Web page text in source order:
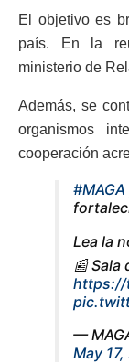
El objetivo es
país. En la
ministerio de
Además, se
organismos
cooperación
#MAGA
Lea la
📰 Sala
https://
—
May